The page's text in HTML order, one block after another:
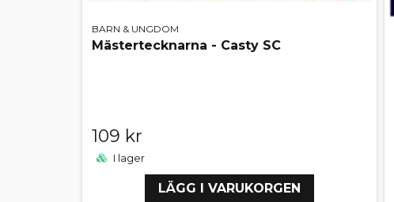
BARN & UNGDOM
Mästertecknarna - Casty SC
109 kr
I lager
LÄGG I VARUKORGEN